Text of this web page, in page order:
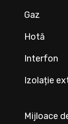
Gaz
Hotă
Interfon
Izolație
Mijloace